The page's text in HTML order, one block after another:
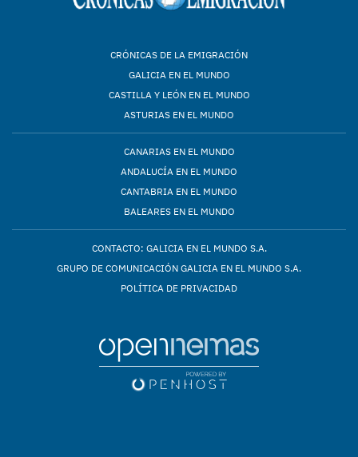
CRÓNICAS DE LA EMIGRACIÓN
GALICIA EN EL MUNDO
CASTILLA Y LEÓN EN EL MUNDO
ASTURIAS EN EL MUNDO
CANARIAS EN EL MUNDO
ANDALUCÍA EN EL MUNDO
CANTABRIA EN EL MUNDO
BALEARES EN EL MUNDO
CONTACTO: GALICIA EN EL MUNDO S.A.
GRUPO DE COMUNICACIÓN GALICIA EN EL MUNDO S.A.
POLÍTICA DE PRIVACIDAD